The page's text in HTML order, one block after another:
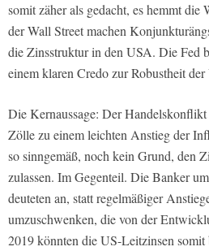
somit zäher als gedacht, es hemmt die
der Wall Street machen
die Zinsstruktur in den USA. Die Fed
einem klaren Credo zur Robustheit
Die Kernaussage: Der
Zölle zu einem leichten Anstieg der
so sinngemäß, noch kein Grund, den
zulassen. Im Gegenteil. Die Banker
deuteten an, statt regelmäßiger
umzuschwenken, die von der
2019 könnten die US-Leitzinsen